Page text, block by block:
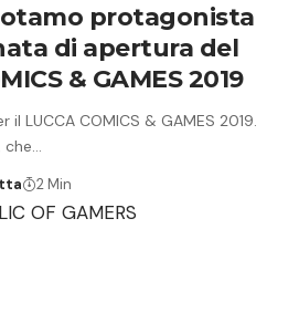
protagonista
di apertura del
& GAMES 2019
il LUCCA COMICS & GAMES 2019.
che…
2 Min